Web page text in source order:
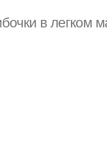
в легком